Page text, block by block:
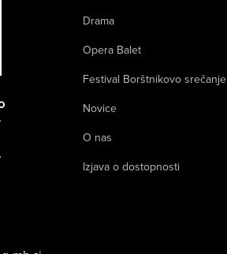
Drama
Opera Balet
Festival Borštnikovo srečanje
Novice
O nas
Izjava o dostopnosti